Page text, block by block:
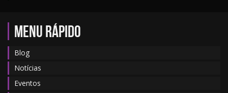
MENU RÁPIDO
Blog
Notícias
Eventos